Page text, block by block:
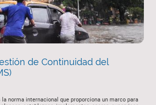
de Continuidad del
la norma internacional que proporciona un marco para